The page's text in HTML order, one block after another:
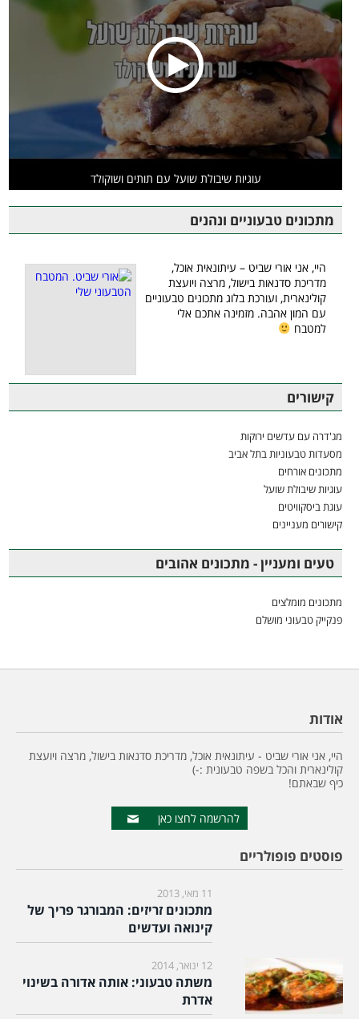
עוגיות שיבולת שועל עם תותים ושוקולד
מתכונים טבעוניים ונהנים
היי, אני אורי שביט – עיתונאית אוכל,
מדריכת סדנאות בישול, מרצה ויועצת
קולינארית, ועורכת בלוג מתכונים טבעוניים
עם המון אהבה. מזמינה אתכם אלי
למטבח
קישורים
מג'דרה עם עדשים ירוקות
מסעדות טבעוניות בתל אביב
מתכונים אורחים
עוגיות שיבולת שועל
עוגת ביסקוויטים
קישורים מעניינים
טעים ומעניין - מתכונים אהובים
מתכונים מומלצים
פנקייק טבעוני מושלם
אודות
היי, אני אורי שביט - עיתונאית אוכל, מדריכת סדנאות בישול, מרצה ויועצת
קולינארית והכל בשפה טבעונית :-)
כיף שבאתם!
להרשמה לחצו כאן
פוסטים פופולריים
11 מאי, 2013
מתכונים זריזים: המבורגר פריך של
קינואה ועדשים
12 ינואר, 2014
משתה טבעוני: אותה אדורה בשינוי
אדרת